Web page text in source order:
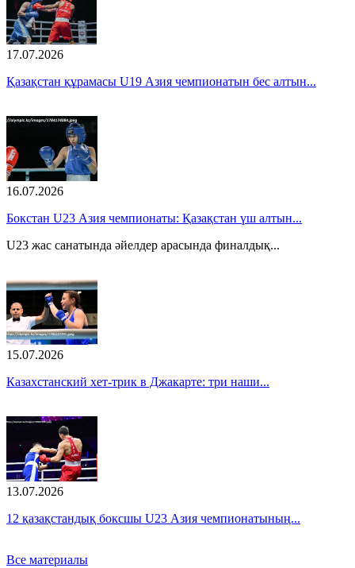
17.07.2026
Қазақстан құрамасы U19 Азия чемпионатын бес алтын...
16.07.2026
Бокстан U23 Азия чемпионаты: Қазақстан үш алтын...
U23 жас санатында әйелдер арасында финалдық...
15.07.2026
Казахстанский хет-трик в Джакарте: три наши...
13.07.2026
12 қазақстандық боксшы U23 Азия чемпионатының...
Все материалы